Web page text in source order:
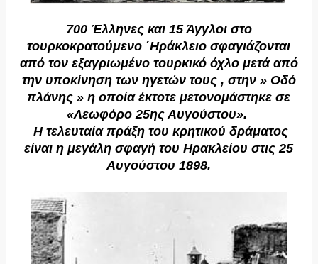
700 Έλληνες και 15 Άγγλοι στο
τουρκοκρατούμενο ΄Ηράκλειο σφαγιάζονται
από τον εξαγριωμένο τουρκικό όχλο μετά από
την υποκίνηση των ηγετών τους , στην » Οδό
πλάνης » η οποία έκτοτε μετονομάστηκε σε
«Λεωφόρο 25ης Αυγούστου».
Η τελευταία πράξη του κρητικού δράματος
είναι η μεγάλη σφαγή του Ηρακλείου στις 25
Αυγούστου 1898.